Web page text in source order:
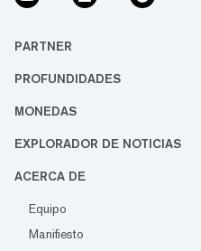
PARTNER
PROFUNDIDADES
MONEDAS
EXPLORADOR DE NOTICIAS
ACERCA DE
Equipo
Manifiesto